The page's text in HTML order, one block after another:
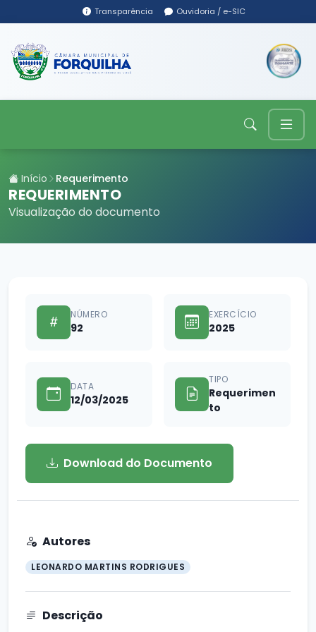
Transparência Ouvidoria / e-SIC
Início Requerimento
REQUERIMENTO
Visualização do documento
NÚMERO
92
EXERCÍCIO
2025
DATA
12/03/2025
TIPO
Requerimen
to
Download do Documento
Autores
LEONARDO MARTINS RODRIGUES
Descrição